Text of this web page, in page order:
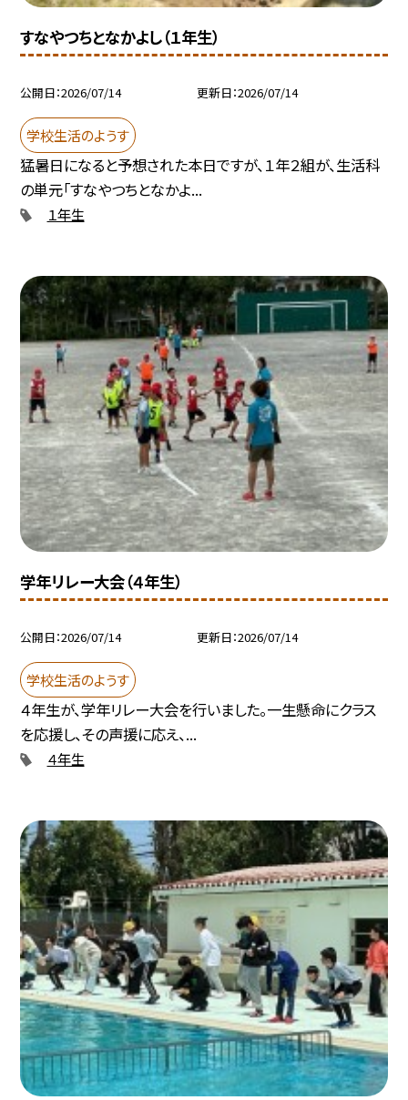
すなやつちとなかよし（１年生）
公開日 2026/07/14 更新日 2026/07/14
学校生活のようす
猛暑日になると予想された本日ですが、１年２組が、生活科
の単元「すなやつちとなかよ...
１年生
学年リレー大会（４年生）
公開日 2026/07/14 更新日 2026/07/14
学校生活のようす
４年生が、学年リレー大会を行いました。一生懸命にクラス
を応援し、その声援に応え、...
４年生